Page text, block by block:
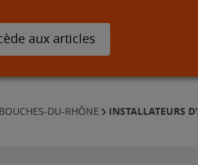
aux articles
DU-RHÔNE INSTALLATEURS